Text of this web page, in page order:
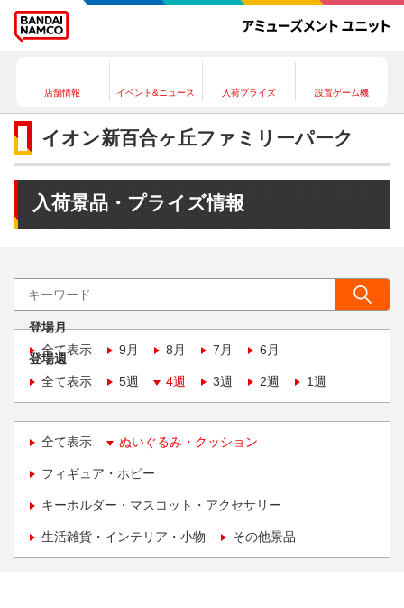
店舗情報 イベント&ニュース 入荷プライズ 設置ゲーム機
イオン新百合ヶ丘ファミリーパーク
入荷景品・プライズ情報
登場月
全て表示
9月 8月 7月 6月
登場週
全て表示
5週 4週 3週 2週 1週
全て表示 ぬいぐるみ・クッション
フィギュア・ホビー
キーホルダー・マスコット・アクセサリー
生活雑貨・インテリア・小物 その他景品